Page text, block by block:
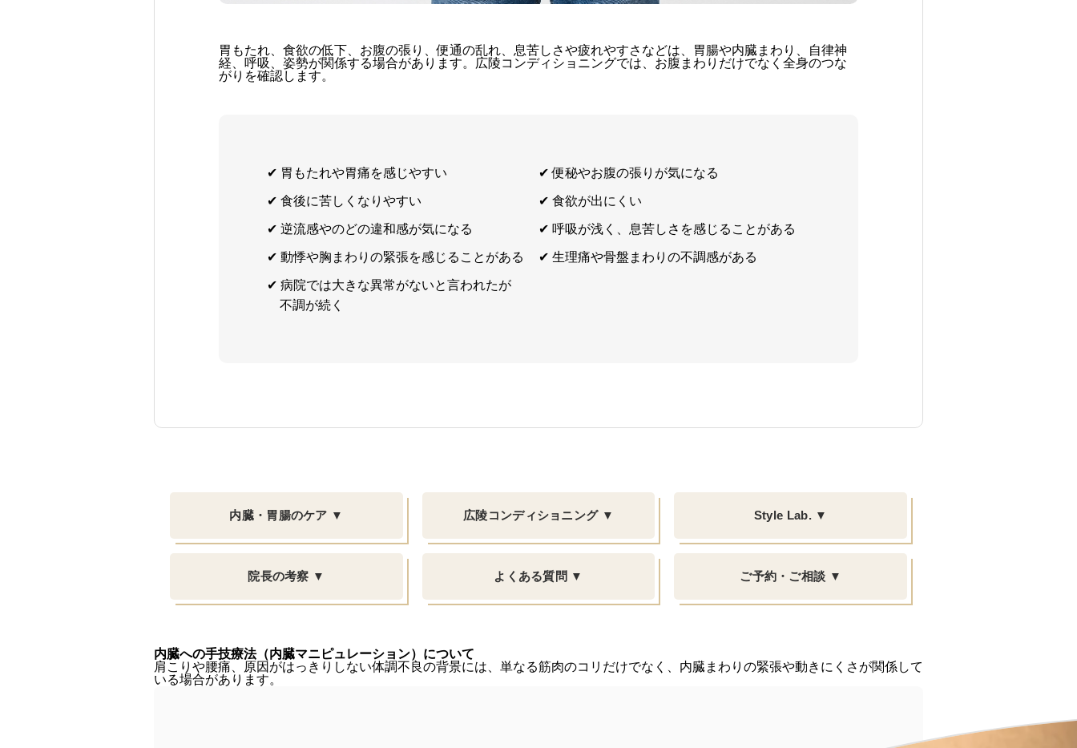
胃もたれ、食欲の低下、お腹の張り、便通の乱れ、息苦しさや疲れやすさなどは、胃腸や内臓まわり、自律神
経、呼吸、姿勢が関係する場合があります。広陵コンディショニングでは、お腹まわりだけでなく全身のつな
がりを確認します。
✔︎ 胃もたれや胃痛を感じやすい ✔︎ 便秘やお腹の張りが気になる
✔︎ 食後に苦しくなりやすい ✔︎ 食欲が出にくい
✔︎ 逆流感やのどの違和感が気になる ✔︎ 呼吸が浅く、息苦しさを感じることがある
✔︎ 動悸や胸まわりの緊張を感じることがある ✔︎ 生理痛や骨盤まわりの不調感がある
✔︎ 病院では大きな異常がないと言われたが
不調が続く
内臓・胃腸のケア ▼ 広陵コンディショニング ▼ Style Lab. ▼
院長の考察 ▼ よくある質問 ▼ ご予約・ご相談 ▼
内臓への手技療法（内臓マニピュレーション）について
肩こりや腰痛、原因がはっきりしない体調不良の背景には、単なる筋肉のコリだけでなく、内臓まわりの緊張や動きにくさが関係して
いる場合があります。